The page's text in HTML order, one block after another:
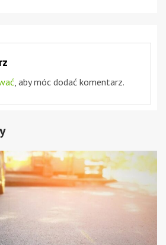
, aby móc dodać komentarz.